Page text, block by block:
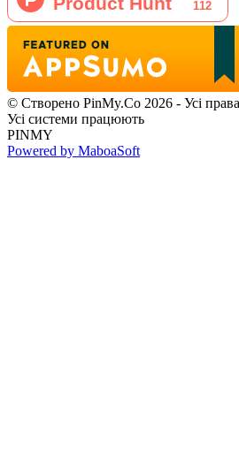
© Створено PinMy.Co 2026 - Усі
Усі системи працюють
PINMY
Powered by MaboaSoft